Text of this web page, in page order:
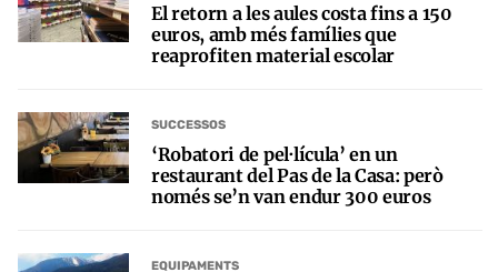
El retorn a les aules costa fins a 150
euros, amb més famílies que
reaprofiten material escolar
SUCCESSOS
‘Robatori de pel·lícula’ en un
restaurant del Pas de la Casa: però
només se’n van endur 300 euros
EQUIPAMENTS